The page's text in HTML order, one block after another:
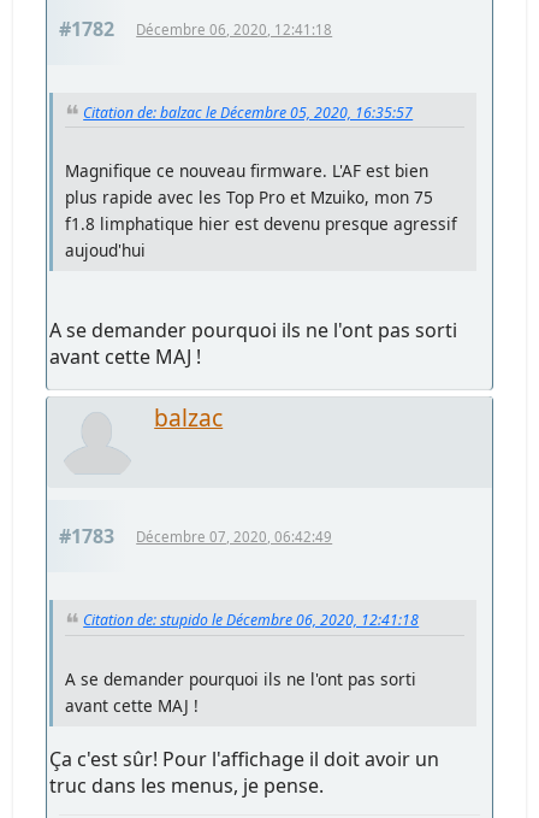
#1782 Décembre 06, 2020, 12:41:18
Citation de: balzac le Décembre 05, 2020, 16:35:57
Magnifique ce nouveau firmware. L'AF est bien
plus rapide avec les Top Pro et Mzuiko, mon 75
f1.8 limphatique hier est devenu presque agressif
aujoud'hui
A se demander pourquoi ils ne l'ont pas sorti
avant cette MAJ !
balzac
#1783 Décembre 07, 2020, 06:42:49
Citation de: stupido le Décembre 06, 2020, 12:41:18
A se demander pourquoi ils ne l'ont pas sorti
avant cette MAJ !
Ça c'est sûr! Pour l'affichage il doit avoir un
truc dans les menus, je pense.